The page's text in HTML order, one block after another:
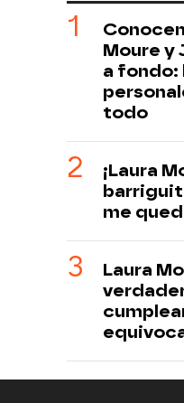
Moure y
a fondo:
todo
¡Laura
me
Laura